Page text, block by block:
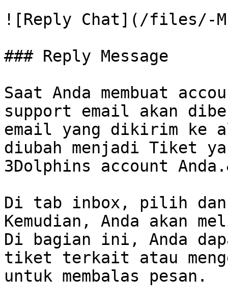
![Reply Chat](/files/-
### Reply Message
Saat Anda membuat
support email akan
email yang dikirim ke
diubah menjadi Tiket
3Dolphins account
Di tab inbox, pilih
Kemudian, Anda akan
Di bagian ini, Anda
tiket terkait atau
untuk membalas pesan.